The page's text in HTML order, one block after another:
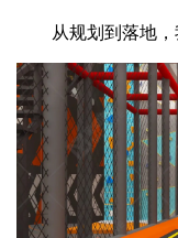
从规划到落地